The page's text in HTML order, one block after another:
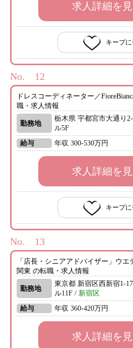
求人詳細を
キープ
No.
ドレスコーディネーター／
職・求人情報
勤務地
栃木県 宇都宮市大通り
ル5F
給与
年収 300-530万円
求人詳細を
キープ
No.
「店長・シニアアドバイザー」ウ
関東 の転職・求人情報
勤務地
東京都 新宿区西新宿1-
ル11F / 新宿区
給与
年収 360-420万円
求人詳細を